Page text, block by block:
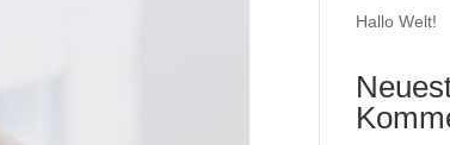
Hallo Welt!